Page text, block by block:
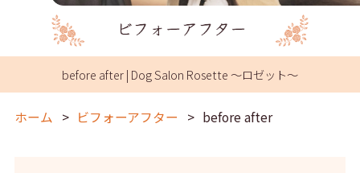
before after | Dog Salon Rosette ～ロゼット～
ホーム ビフォーアフター before after